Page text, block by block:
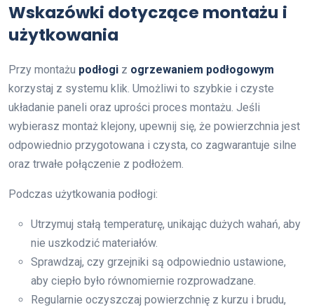
Wskazówki dotyczące montażu i
użytkowania
Przy montażu podłogi z ogrzewaniem podłogowym
korzystaj z systemu klik. Umożliwi to szybkie i czyste
układanie paneli oraz uprości proces montażu. Jeśli
wybierasz montaż klejony, upewnij się, że powierzchnia jest
odpowiednio przygotowana i czysta, co zagwarantuje silne
oraz trwałe połączenie z podłożem.
Podczas użytkowania podłogi:
Utrzymuj stałą temperaturę, unikając dużych wahań, aby
nie uszkodzić materiałów.
Sprawdzaj, czy grzejniki są odpowiednio ustawione,
aby ciepło było równomiernie rozprowadzane.
Regularnie oczyszczaj powierzchnię z kurzu i brudu,